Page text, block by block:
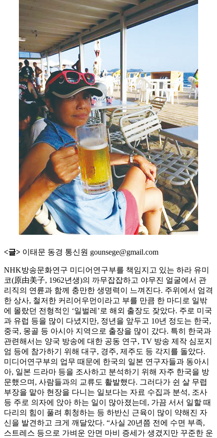
<글> 이태문 동경 통신원 gounsege@gmail.com
NHK방송문화연구 미디어연구부를 책임지고 있는 하라 유미
코(原由美子, 1962년생)의 까무잡잡하고 야무진 얼굴에서 관
리직의 연륜과 함께 충만한 생명력이 느껴진다. 주위에서 엄격
한 상사, 철저한 커리어우먼이라고 부를 만큼 한 마디로 일밖
에 몰랐던 전형적인 ‘일벌레’로 해외 출장도 잦았다. 주로 미국
과 유럽 등을 많이 다녔지만, 정년을 앞두고 10년 정도는 한국,
중국, 몽골 등 아시아 지역으로 출장을 많이 갔다. 특히 한국과
관련해서는 양국 방송에 대한 공동 연구, TV 방송 제작 심포지
엄 등에 참가하기 위해 대구, 경주, 제주도 등 각지를 돌았다.
미디어연구부의 업무 때문에 한국의 일본 연구자들과 동아시
아, 일본 드라마 등을 조사하고 분석하기 위해 자주 한국을 방
문했으며, 사람들과의 교류도 활발했다. 그러다가 쉰 살 무렵
부장을 맡아 현장을 다니는 일보다는 자료 수집과 분석, 조사
등 주로 의자에 앉아 하는 일이 많아졌는데, 가끔 서서 일할 때
다리의 힘이 풀려 휘청하는 등 하반신 근육이 많이 약해진 자
신을 발견하고 크게 깨달았다. “사실 20년쯤 전에 수면 부족,
스트레스 등으로 가벼운 안면 마비 증세가 생겼지만 꾸준한 운